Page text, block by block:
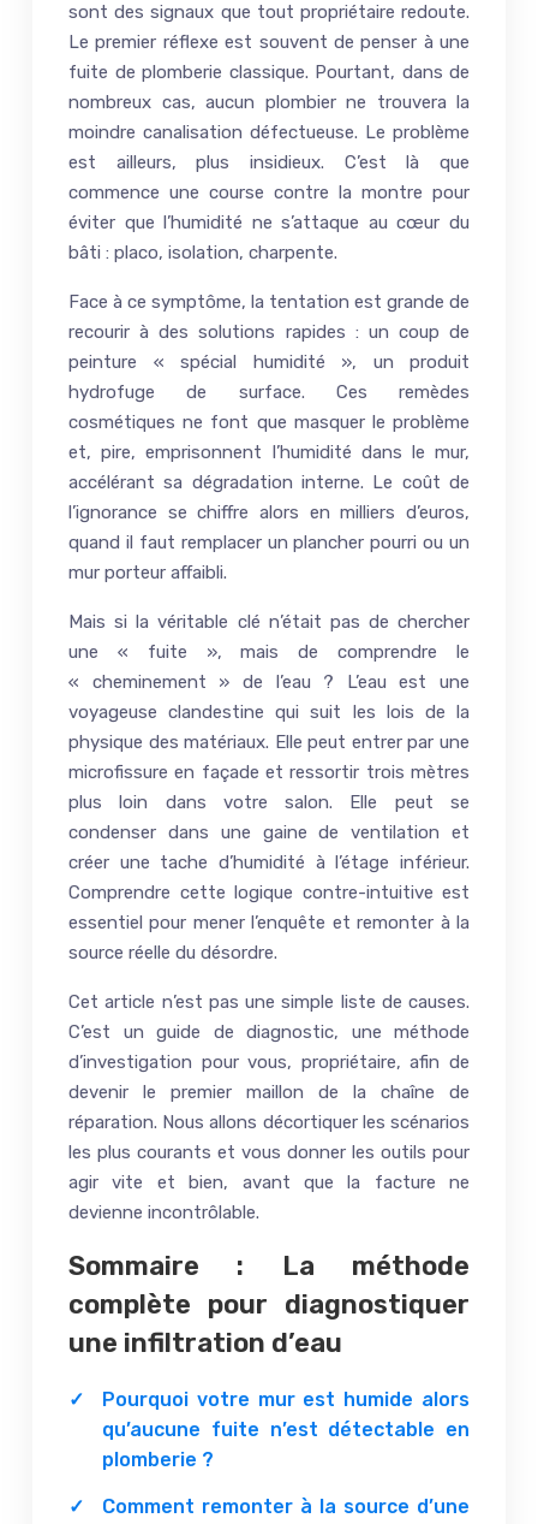
sont des signaux que tout propriétaire redoute.
Le premier réflexe est souvent de penser à une
fuite de plomberie classique. Pourtant, dans de
nombreux cas, aucun plombier ne trouvera la
moindre canalisation défectueuse. Le problème
est ailleurs, plus insidieux. C’est là que
commence une course contre la montre pour
éviter que l’humidité ne s’attaque au cœur du
bâti : placo, isolation, charpente.
Face à ce symptôme, la tentation est grande de
recourir à des solutions rapides : un coup de
peinture « spécial humidité », un produit
hydrofuge de surface. Ces remèdes
cosmétiques ne font que masquer le problème
et, pire, emprisonnent l’humidité dans le mur,
accélérant sa dégradation interne. Le coût de
l’ignorance se chiffre alors en milliers d’euros,
quand il faut remplacer un plancher pourri ou un
mur porteur affaibli.
Mais si la véritable clé n’était pas de chercher
une « fuite », mais de comprendre le
« cheminement » de l’eau ? L’eau est une
voyageuse clandestine qui suit les lois de la
physique des matériaux. Elle peut entrer par une
microfissure en façade et ressortir trois mètres
plus loin dans votre salon. Elle peut se
condenser dans une gaine de ventilation et
créer une tache d’humidité à l’étage inférieur.
Comprendre cette logique contre-intuitive est
essentiel pour mener l’enquête et remonter à la
source réelle du désordre.
Cet article n’est pas une simple liste de causes.
C’est un guide de diagnostic, une méthode
d’investigation pour vous, propriétaire, afin de
devenir le premier maillon de la chaîne de
réparation. Nous allons décortiquer les scénarios
les plus courants et vous donner les outils pour
agir vite et bien, avant que la facture ne
devienne incontrôlable.
Sommaire : La méthode
complète pour diagnostiquer
une infiltration d’eau
Pourquoi votre mur est humide alors
qu’aucune fuite n’est détectable en
plomberie ?
Comment remonter à la source d’une